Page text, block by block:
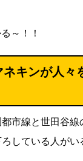
～！！
キンが人々
市線と世田谷線
している人がい